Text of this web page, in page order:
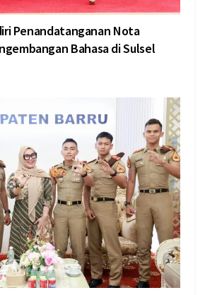
Penandatanganan Nota
Bahasa di Sulsel